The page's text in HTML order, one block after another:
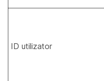
ID utilizator